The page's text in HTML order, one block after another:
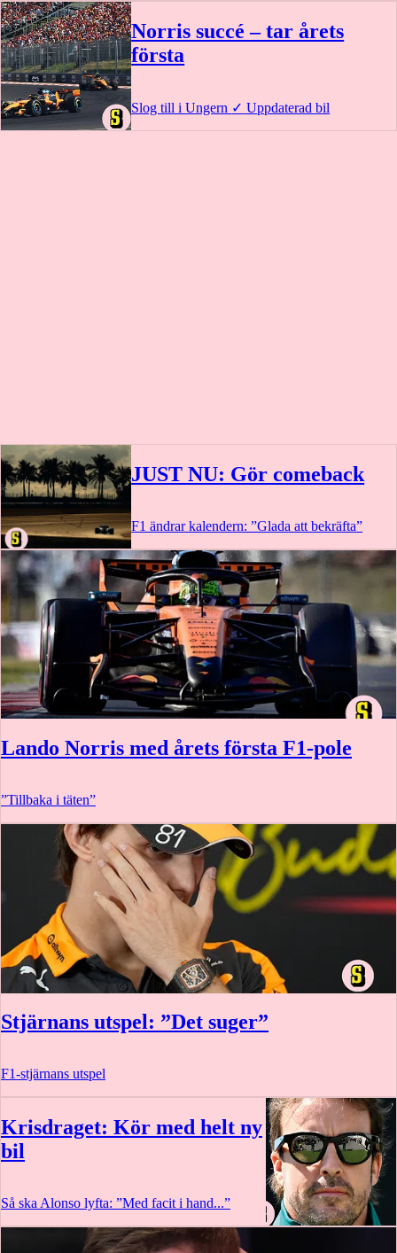
Norris succé – tar årets
första
Slog till i Ungern ✓ Uppdaterad bil
JUST NU: Gör comeback
F1 ändrar kalendern: ”Glada att bekräfta”
Lando Norris med årets första F1-pole
”Tillbaka i täten”
Stjärnans utspel: ”Det suger”
F1-stjärnans utspel
Krisdraget: Kör med helt ny
bil
Så ska Alonso lyfta: ”Med facit i hand...”